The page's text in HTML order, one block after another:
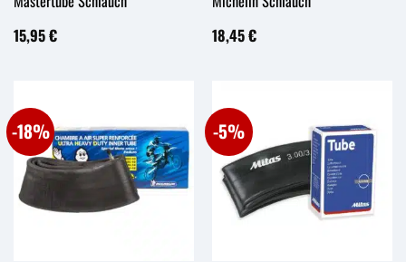
15,95€
18,45€
-18% -5%